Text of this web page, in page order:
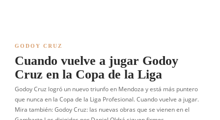
GODOY CRUZ
Cuando vuelve a jugar Godoy
Cruz en la Copa de la Liga
Godoy Cruz logró un nuevo triunfo en Mendoza y está más puntero
que nunca en la Copa de la Liga Profesional. Cuando vuelve a jugar.
Mira también: Godoy Cruz: las nuevas obras que se vienen en el